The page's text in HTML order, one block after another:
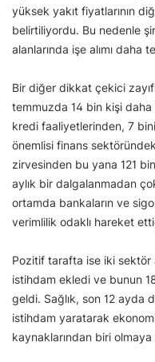
yüksek yakıt fiyatlarının
belirtiliyordu. Bu nedenle
alanlarında işe alımı daha
Bir diğer dikkat çekici
temmuzda 14 bin kişi daha
kredi faaliyetlerinden, 7
önemlisi finans
zirvesinden bu yana 121
aylık bir dalgalanmadan
ortamda bankaların ve
verimlilik odaklı hareket
Pozitif tarafta ise iki sektör
istihdam ekledi ve bunun
geldi. Sağlık, son 12 ayda
istihdam yaratarak
kaynaklarından biri